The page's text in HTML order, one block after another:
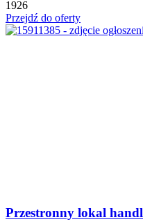
1926
Przejdź do oferty
Przestronny lokal